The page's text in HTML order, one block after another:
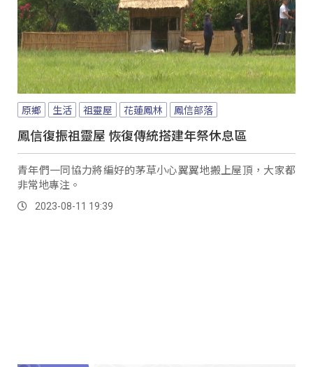
原鄉 生活 祖靈屋 花蓮鳳林 鳳信部落
鳳信復振祖靈屋 恢復傳統搭建年祭休息區
青年們一同協力將編好的茅草小心翼翼地搬上屋頂，大家都
非常地專注。
2023-08-11 19:39